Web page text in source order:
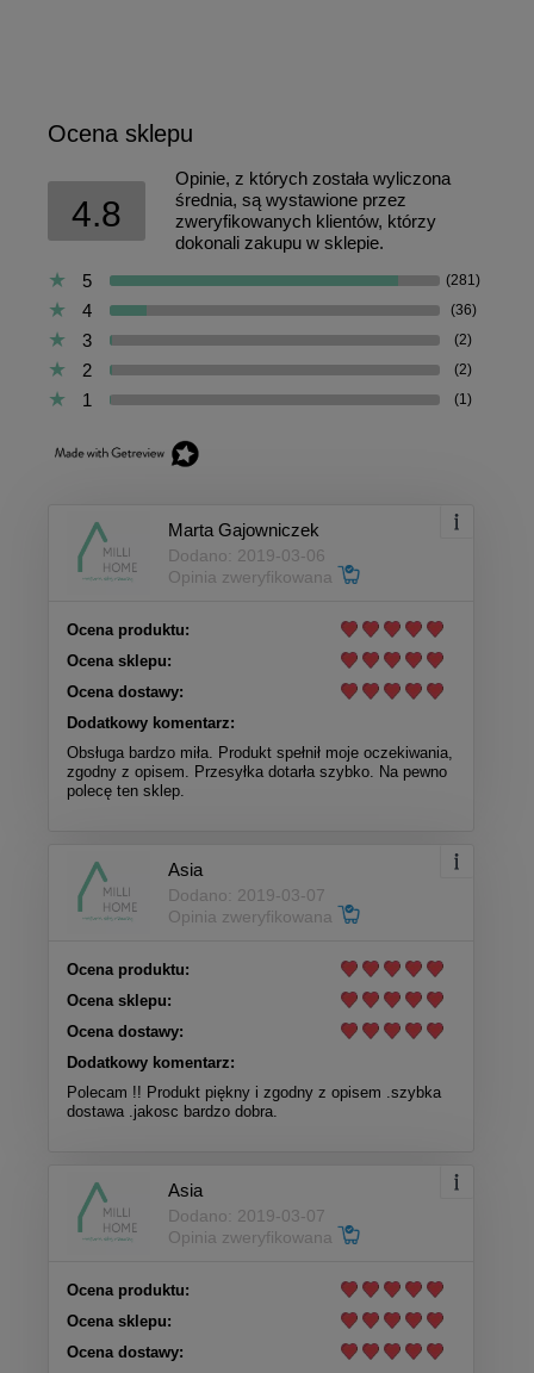
Ocena sklepu
4.8
Opinie, z których została wyliczona
średnia, są wystawione przez
zweryfikowanych klientów, którzy
dokonali zakupu w sklepie.
5
(281)
4 (36)
3 (2)
2 (2)
1 (1)
Marta Gajowniczek
Dodano: 2019-03-06
Opinia zweryfikowana
Ocena produktu:
Ocena sklepu:
Ocena dostawy:
Dodatkowy komentarz:
Obsługa bardzo miła. Produkt spełnił moje oczekiwania,
zgodny z opisem. Przesyłka dotarła szybko. Na pewno
polecę ten sklep.
Asia
Dodano: 2019-03-07
Opinia zweryfikowana
Ocena produktu:
Ocena sklepu:
Ocena dostawy:
Dodatkowy komentarz:
Polecam !! Produkt piękny i zgodny z opisem .szybka
dostawa .jakosc bardzo dobra.
Asia
Dodano: 2019-03-07
Opinia zweryfikowana
Ocena produktu:
Ocena sklepu:
Ocena dostawy: